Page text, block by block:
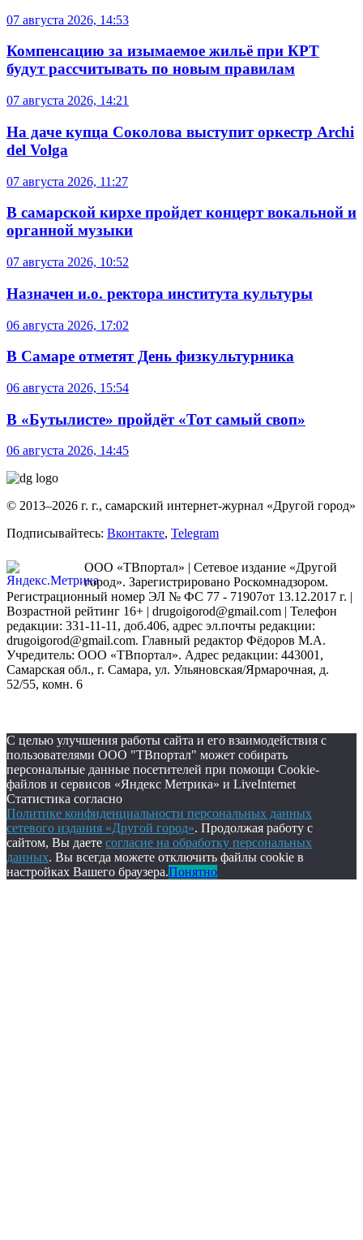
07 августа 2026, 14:53
Компенсацию за изымаемое жильё при КРТ
будут рассчитывать по новым правилам
07 августа 2026, 14:21
На даче купца Соколова выступит оркестр Archi
del Volga
07 августа 2026, 11:27
В самарской кирхе пройдет концерт вокальной и
органной музыки
07 августа 2026, 10:52
Назначен и.о. ректора института культуры
06 августа 2026, 17:02
В Самаре отметят День физкультурника
06 августа 2026, 15:54
В «Бутылисте» пройдёт «Тот самый своп»
06 августа 2026, 14:45
© 2013–2026 г. г., самарский интернет-журнал «Другой город»
Подписывайтесь: Вконтакте, Telegram
ООО «ТВпортал» | Сетевое издание «Другой
город». Зарегистрировано Роскомнадзором.
Регистрационный номер ЭЛ № ФС 77 - 71907от 13.12.2017 г. |
Возрастной рейтинг 16+ | drugoigorod@gmail.com | Телефон
редакции: 331-11-11, доб.406, адрес эл.почты редакции:
drugoigorod@gmail.com. Главный редактор Фёдоров М.А.
Учредитель: ООО «ТВпортал». Адрес редакции: 443001,
Самарская обл., г. Самара, ул. Ульяновская/Ярмарочная, д.
52/55, комн. 6
С целью улучшения работы сайта и его взаимодействия с
пользователями ООО "ТВпортал" может собирать
персональные данные посетителей при помощи Cookie-
файлов и сервисов «Яндекс Метрика» и LiveInternet
Статистика согласно
Политике конфиденциальности персональных данных
сетевого издания «Другой город». Продолжая работу с
сайтом, Вы даете согласие на обработку персональных
данных. Вы всегда можете отключить файлы cookie в
настройках Вашего браузера.Понятно